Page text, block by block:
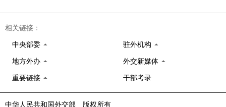
相关链接：
中央部委 驻外机构
地方外办 外交新媒体
重要链接 干部考录
中华人民共和国外交部 版权所有